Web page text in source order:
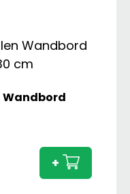
Wandbord
20x30
+